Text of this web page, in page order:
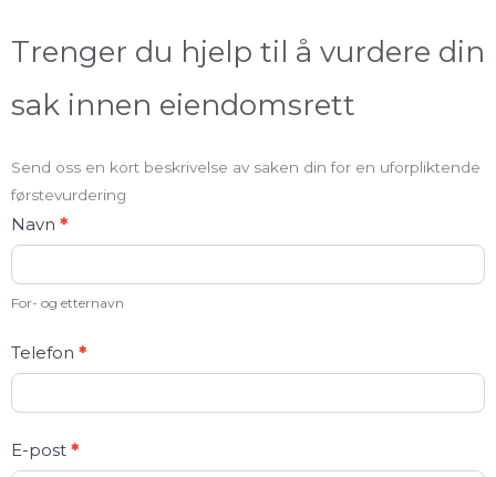
Trenger du hjelp til å vurdere din
sak innen eiendomsrett
Send oss en kort beskrivelse av saken din for en uforpliktende
førstevurdering
Kontakt
oss
Navn *
For- og etternavn
Telefon *
E-post *